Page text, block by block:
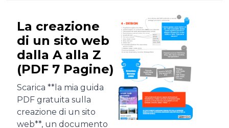
La creazione
di un sito web
dalla A alla Z
(PDF 7 Pagine)
Scarica **la mia guida
PDF gratuita sulla
creazione di un sito
web**, un documento